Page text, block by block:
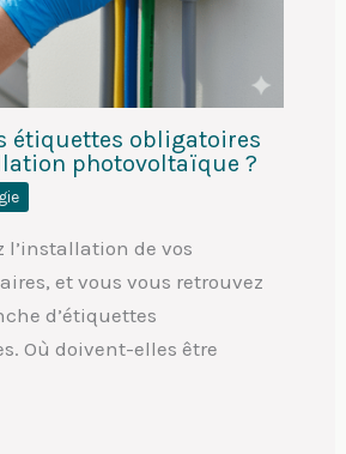
étiquettes obligatoires
photovoltaïque ?
l’installation de vos
et vous vous retrouvez
d’étiquettes
Où doivent-elles être